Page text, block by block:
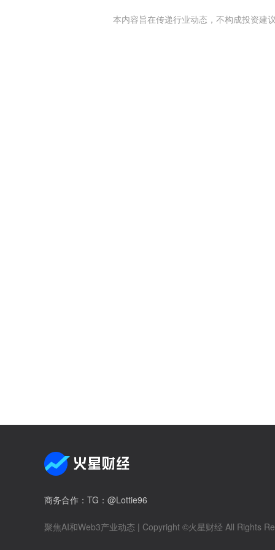
本内容旨在传递行业动态，不构成投资建议
商务合作 ：TG：@Lottie96
聚焦AI和Web3产业动态 | Copyright ©火星财经 All Rights